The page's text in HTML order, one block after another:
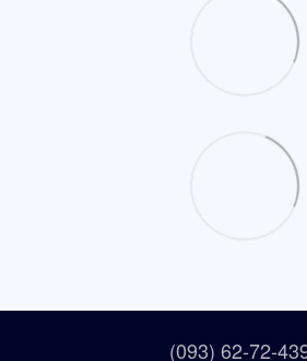
(093) 62-72-